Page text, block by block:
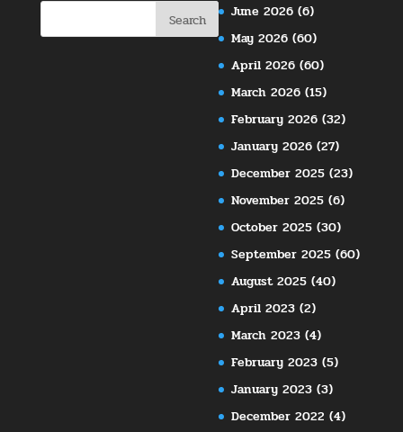
June 2026 (6)
May 2026 (60)
April 2026 (60)
March 2026 (15)
February 2026 (32)
January 2026 (27)
December 2025 (23)
November 2025 (6)
October 2025 (30)
September 2025 (60)
August 2025 (40)
April 2023 (2)
March 2023 (4)
February 2023 (5)
January 2023 (3)
December 2022 (4)